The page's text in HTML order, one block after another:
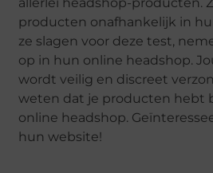
producten onafhankelijk in
ze slagen voor deze test,
op in hun online headshop.
wordt veilig en discreet
weten dat je producten hebt
online headshop.
hun website!